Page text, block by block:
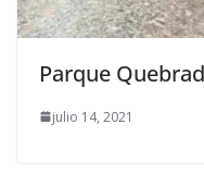
Parque
julio 14, 2021